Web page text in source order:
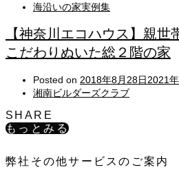
海沿いの家実例集
【神奈川エコハウス】親世
こだわりぬいた総２階の家
Posted on 2018年8月28日2021
湘南ビルダーズクラブ
SHARE
もっとみる
弊社その他サービスのご案内